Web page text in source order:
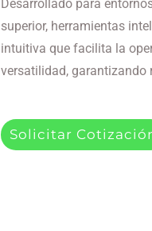
Desarrollado para
superior, herramientas
intuitiva que facilita la
versatilidad, garantizando
Solicitar